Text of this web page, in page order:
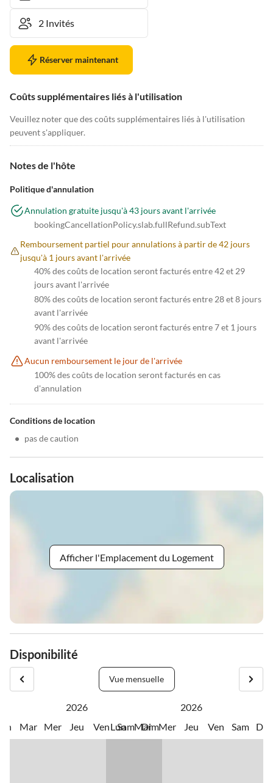
Réserver maintenant
Coûts supplémentaires liés à l'utilisation
Veuillez noter que des coûts supplémentaires liés à l'utilisation
peuvent s'appliquer.
Notes de l'hôte
Politique d'annulation
Annulation gratuite jusqu'à 43 jours avant l'arrivée
bookingCancellationPolicy.slab.fullRefund.subText
Remboursement partiel pour annulations à partir de 42 jours
jusqu'à 1 jours avant l'arrivée
40% des coûts de location seront facturés entre 42 et 29
jours avant l'arrivée
80% des coûts de location seront facturés entre 28 et 8 jours
avant l'arrivée
90% des coûts de location seront facturés entre 7 et 1 jours
avant l'arrivée
Aucun remboursement le jour de l'arrivée
100% des coûts de location seront facturés en cas
d'annulation
Conditions de location
• pas de caution
Localisation
Afficher l'Emplacement du Logement
Disponibilité
Vue mensuelle
2026
Mar Mer Jeu Ven Sam Dim
2026
Lun
Mar Mer Jeu Ven Sam Dim